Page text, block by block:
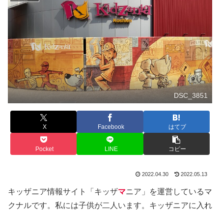
DSC_3851
X Facebook はてブ
Pocket LINE コピー
2022.04.30 2022.05.13
キッザニア情報サイト「キッザマニア」を運営しているマ
クナルです。私には子供が二人います。キッザニアに入れ